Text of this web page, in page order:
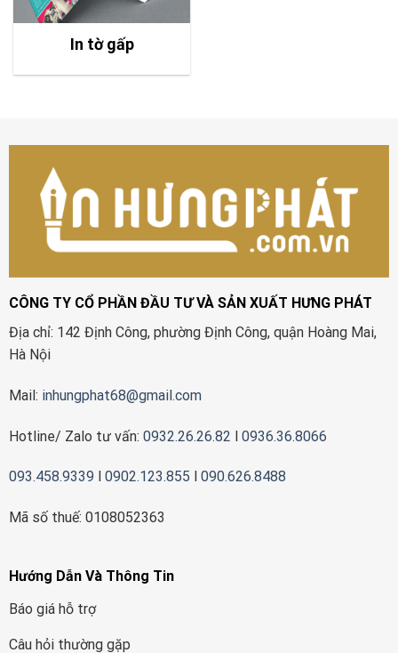
In tờ gấp
CÔNG TY CỔ PHẦN ĐẦU TƯ VÀ SẢN XUẤT HƯNG PHÁT
Địa chỉ: 142 Định Công, phường Định Công, quận Hoàng Mai,
Hà Nội
Mail: inhungphat68@gmail.com
Hotline/ Zalo tư vấn: 0932.26.26.82 l 0936.36.8066
093.458.9339 0902.123.855 090.626.8488
Mã số thuế: 0108052363
Hướng Dẫn Và Thông Tin
Báo giá hỗ trợ
Câu hỏi thường gặp